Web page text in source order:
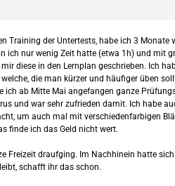
Training der Untertests, habe ich 3 Monate
ich nur wenig Zeit hatte (etwa 1h) und mit
diese in den Lernplan geschrieben. Ich
die man kürzer und häufiger üben
ich ab Mitte Mai angefangen ganze
und war sehr zufrieden damit. Ich habe
um auch mal mit verschiedenfarbigen
finde ich das Geld nicht wert.
Freizeit draufging. Im Nachhinein hatte
schafft ihr das schon.